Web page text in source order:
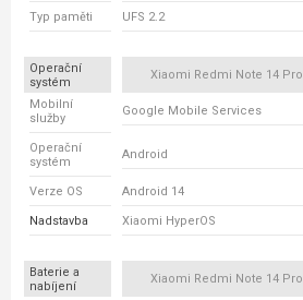
Typ paměti UFS 2.2
Operační
systém
Xiaomi Redmi Note 14 Pro
Mobilní
služby
Google Mobile Services
Operační
systém
Android
Verze OS Android 14
Nadstavba Xiaomi HyperOS
Baterie a
nabíjení
Xiaomi Redmi Note 14 Pro